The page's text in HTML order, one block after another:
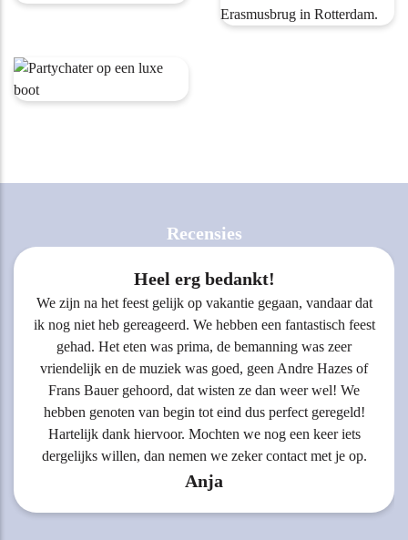
Recensies
Heel erg bedankt!
We zijn na het feest gelijk op vakantie gegaan, vandaar dat
ik nog niet heb gereageerd. We hebben een fantastisch feest
gehad. Het eten was prima, de bemanning was zeer
vriendelijk en de muziek was goed, geen Andre Hazes of
Frans Bauer gehoord, dat wisten ze dan weer wel! We
hebben genoten van begin tot eind dus perfect geregeld!
Hartelijk dank hiervoor. Mochten we nog een keer iets
dergelijks willen, dan nemen we zeker contact met je op.
Anja